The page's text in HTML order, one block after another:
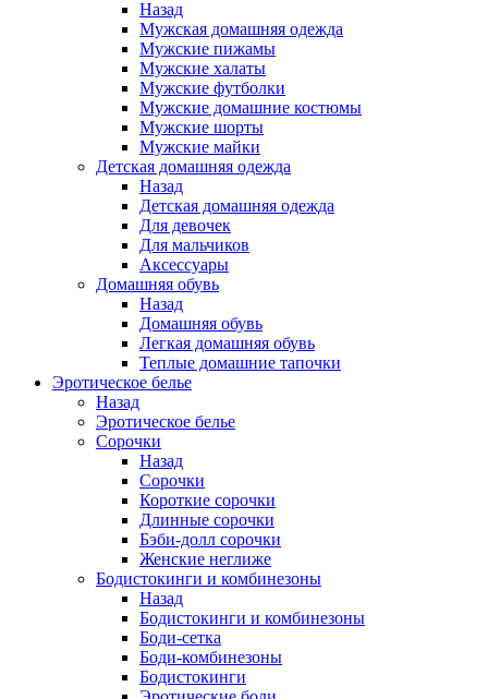
Назад
Мужская домашняя одежда
Мужские пижамы
Мужские халаты
Мужские футболки
Мужские домашние костюмы
Мужские шорты
Мужские майки
Детская домашняя одежда
Назад
Детская домашняя одежда
Для девочек
Для мальчиков
Аксессуары
Домашняя обувь
Назад
Домашняя обувь
Легкая домашняя обувь
Теплые домашние тапочки
Эротическое белье
Назад
Эротическое белье
Сорочки
Назад
Сорочки
Короткие сорочки
Длинные сорочки
Бэби-долл сорочки
Женские неглиже
Бодистокинги и комбинезоны
Назад
Бодистокинги и комбинезоны
Боди-сетка
Боди-комбинезоны
Бодистокинги